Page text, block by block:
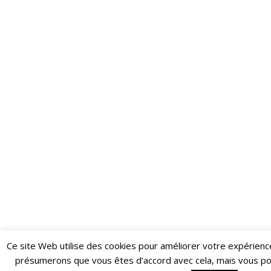
Restez informé·e des dernières actualités du Poing !
Ce site Web utilise des cookies pour améliorer votre
présumerons que vous êtes d’accord avec cela, mais vous